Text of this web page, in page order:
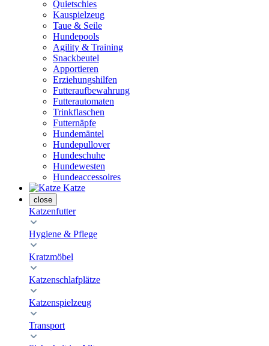
Quietschies
Kauspielzeug
Taue & Seile
Hundepools
Agility & Training
Snackbeutel
Apportieren
Erziehungshilfen
Futteraufbewahrung
Futterautomaten
Trinkflaschen
Futternäpfe
Hundemäntel
Hundepullover
Hundeschuhe
Hundewesten
Hundeaccessoires
Katze
close
Katzenfutter
Hygiene & Pflege
Kratzmöbel
Katzenschlafplätze
Katzenspielzeug
Transport